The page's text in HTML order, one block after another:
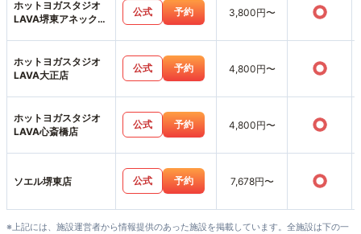
ホットヨガスタジオ
LAVA堺東アネックス
公式 予約 3,800円〜 ○
ホットヨガスタジオ
LAVA大正店
公式 予約 4,800円〜 ○
ホットヨガスタジオ
LAVA心斎橋店
公式 予約 4,800円〜 ○
ソエル堺東店 公式 予約 7,678円〜 ○
※上記には、施設運営者から情報提供のあった施設を掲載しています。全施設は下の一